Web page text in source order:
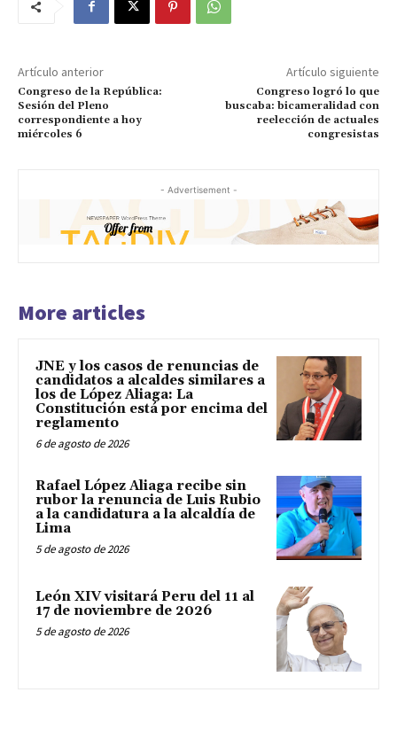
Artículo anterior
Congreso de la República:
Sesión del Pleno
correspondiente a hoy
miércoles 6
Artículo siguiente
Congreso logró lo que
buscaba: bicameralidad con
reelección de actuales
congresistas
- Advertisement -
More articles
JNE y los casos de renuncias de
candidatos a alcaldes similares a
los de López Aliaga: La
Constitución está por encima del
reglamento
6 de agosto de 2026
Rafael López Aliaga recibe sin
rubor la renuncia de Luis Rubio
a la candidatura a la alcaldía de
Lima
5 de agosto de 2026
León XIV visitará Peru del 11 al
17 de noviembre de 2026
5 de agosto de 2026